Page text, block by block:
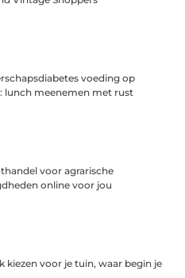
voeding op
lunch meenemen met rust
voor agrarische
online voor jou
kiezen voor je tuin, waar begin je